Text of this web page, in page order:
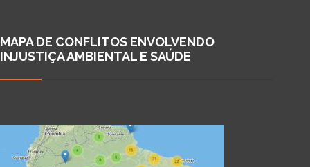
MAPA DE CONFLITOS ENVOLVENDO
INJUSTIÇA AMBIENTAL E SAÚDE